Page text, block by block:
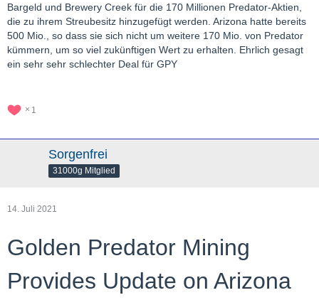
Bargeld und Brewery Creek für die 170 Millionen Predator-Aktien,
die zu ihrem Streubesitz hinzugefügt werden. Arizona hatte bereits
500 Mio., so dass sie sich nicht um weitere 170 Mio. von Predator
kümmern, um so viel zukünftigen Wert zu erhalten. Ehrlich gesagt
ein sehr sehr schlechter Deal für GPY
1
Sorgenfrei
31000g Mitglied
14. Juli 2021
Golden Predator Mining
Provides Update on Arizona